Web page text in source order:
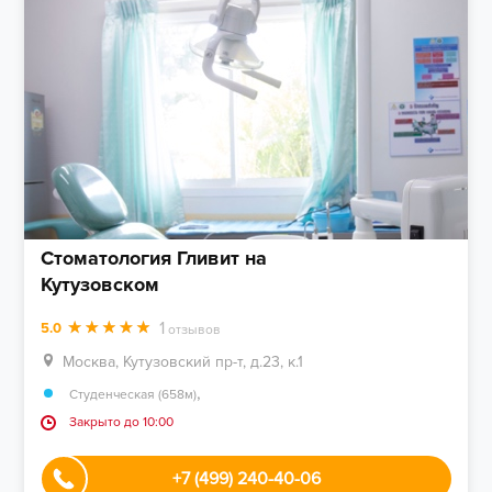
Стоматология Гливит на
Кутузовском
5.0 1 отзывов
Москва, Кутузовский пр-т, д.23, к.1
Студенческая (658м),
Закрыто до 10:00
+7 (499) 240-40-06